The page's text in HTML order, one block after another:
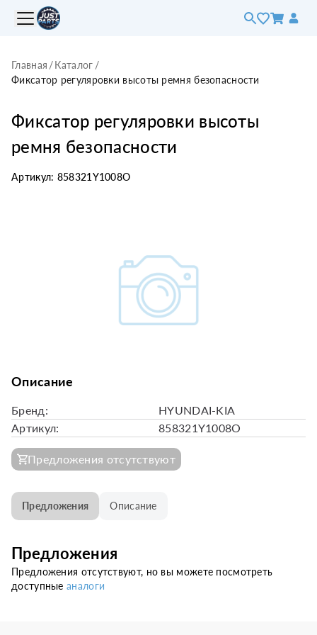
Главная /Каталог /
Фиксатор регуляровки высоты ремня безопасности
Фиксатор регуляровки высоты
ремня безопасности
Артикул: 858321Y1008O
Описание
Бренд:
HYUNDAI-KIA
Артикул:
858321Y1008O
Предложения отсутствуют
Предложения Описание
Предложения
Предложения отсутствуют, но вы можете посмотреть
доступныеаналоги